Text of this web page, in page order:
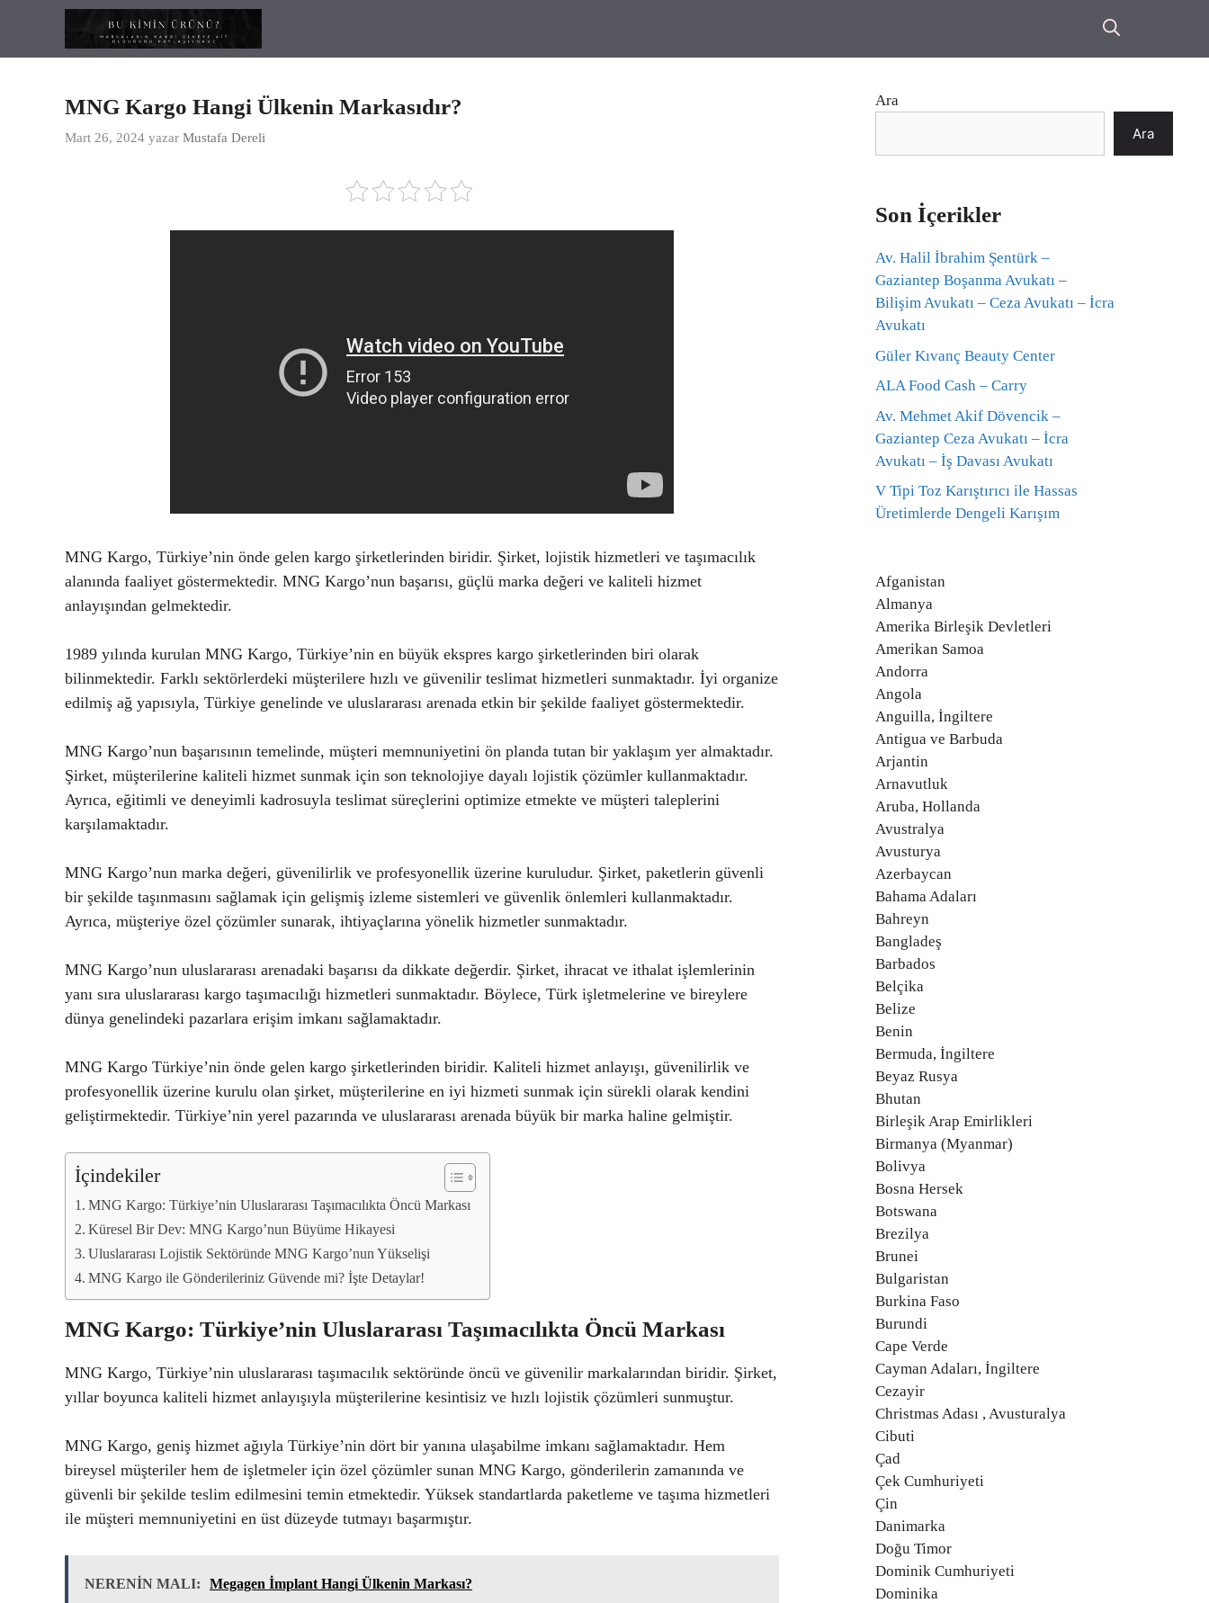
MNG Kargo Hangi Ülkenin Markasıdır?
Mart 26, 2024 yazar Mustafa Dereli
MNG Kargo, Türkiye’nin önde gelen kargo şirketlerinden biridir. Şirket, lojistik hizmetleri ve taşımacılık
alanında faaliyet göstermektedir. MNG Kargo’nun başarısı, güçlü marka değeri ve kaliteli hizmet
anlayışından gelmektedir.
1989 yılında kurulan MNG Kargo, Türkiye’nin en büyük ekspres kargo şirketlerinden biri olarak
bilinmektedir. Farklı sektörlerdeki müşterilere hızlı ve güvenilir teslimat hizmetleri sunmaktadır. İyi organize
edilmiş ağ yapısıyla, Türkiye genelinde ve uluslararası arenada etkin bir şekilde faaliyet göstermektedir.
MNG Kargo’nun başarısının temelinde, müşteri memnuniyetini ön planda tutan bir yaklaşım yer almaktadır.
Şirket, müşterilerine kaliteli hizmet sunmak için son teknolojiye dayalı lojistik çözümler kullanmaktadır.
Ayrıca, eğitimli ve deneyimli kadrosuyla teslimat süreçlerini optimize etmekte ve müşteri taleplerini
karşılamaktadır.
MNG Kargo’nun marka değeri, güvenilirlik ve profesyonellik üzerine kuruludur. Şirket, paketlerin güvenli
bir şekilde taşınmasını sağlamak için gelişmiş izleme sistemleri ve güvenlik önlemleri kullanmaktadır.
Ayrıca, müşteriye özel çözümler sunarak, ihtiyaçlarına yönelik hizmetler sunmaktadır.
MNG Kargo’nun uluslararası arenadaki başarısı da dikkate değerdir. Şirket, ihracat ve ithalat işlemlerinin
yanı sıra uluslararası kargo taşımacılığı hizmetleri sunmaktadır. Böylece, Türk işletmelerine ve bireylere
dünya genelindeki pazarlara erişim imkanı sağlamaktadır.
MNG Kargo Türkiye’nin önde gelen kargo şirketlerinden biridir. Kaliteli hizmet anlayışı, güvenilirlik ve
profesyonellik üzerine kurulu olan şirket, müşterilerine en iyi hizmeti sunmak için sürekli olarak kendini
geliştirmektedir. Türkiye’nin yerel pazarında ve uluslararası arenada büyük bir marka haline gelmiştir.
İçindekiler
MNG Kargo: Türkiye’nin Uluslararası Taşımacılıkta Öncü Markası
Küresel Bir Dev: MNG Kargo’nun Büyüme Hikayesi
Uluslararası Lojistik Sektöründe MNG Kargo’nun Yükselişi
MNG Kargo ile Gönderileriniz Güvende mi? İşte Detaylar!
MNG Kargo: Türkiye’nin Uluslararası Taşımacılıkta Öncü Markası
MNG Kargo, Türkiye’nin uluslararası taşımacılık sektöründe öncü ve güvenilir markalarından biridir. Şirket,
yıllar boyunca kaliteli hizmet anlayışıyla müşterilerine kesintisiz ve hızlı lojistik çözümleri sunmuştur.
MNG Kargo, geniş hizmet ağıyla Türkiye’nin dört bir yanına ulaşabilme imkanı sağlamaktadır. Hem
bireysel müşteriler hem de işletmeler için özel çözümler sunan MNG Kargo, gönderilerin zamanında ve
güvenli bir şekilde teslim edilmesini temin etmektedir. Yüksek standartlarda paketleme ve taşıma hizmetleri
ile müşteri memnuniyetini en üst düzeyde tutmayı başarmıştır.
NERENİN MALI: Megagen İmplant Hangi Ülkenin Markası?
Ara
Ara
Son İçerikler
Av. Halil İbrahim Şentürk –
Gaziantep Boşanma Avukatı –
Bilişim Avukatı – Ceza Avukatı – İcra
Avukatı
Güler Kıvanç Beauty Center
ALA Food Cash – Carry
Av. Mehmet Akif Dövencik –
Gaziantep Ceza Avukatı – İcra
Avukatı – İş Davası Avukatı
V Tipi Toz Karıştırıcı ile Hassas
Üretimlerde Dengeli Karışım
Afganistan
Almanya
Amerika Birleşik Devletleri
Amerikan Samoa
Andorra
Angola
Anguilla, İngiltere
Antigua ve Barbuda
Arjantin
Arnavutluk
Aruba, Hollanda
Avustralya
Avusturya
Azerbaycan
Bahama Adaları
Bahreyn
Bangladeş
Barbados
Belçika
Belize
Benin
Bermuda, İngiltere
Beyaz Rusya
Bhutan
Birleşik Arap Emirlikleri
Birmanya (Myanmar)
Bolivya
Bosna Hersek
Botswana
Brezilya
Brunei
Bulgaristan
Burkina Faso
Burundi
Cape Verde
Cayman Adaları, İngiltere
Cezayir
Christmas Adası , Avusturalya
Cibuti
Çad
Çek Cumhuriyeti
Çin
Danimarka
Doğu Timor
Dominik Cumhuriyeti
Dominika